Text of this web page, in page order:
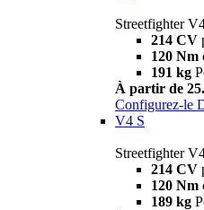
Streetfighter
214 CV
120 Nm
191 kg
À partir de
Configurez-le
V4 S
Streetfighter
214 CV
120 Nm
189 kg